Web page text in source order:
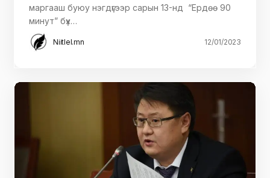
маргааш буюу нэгдүгээр сарын 13-нд “Ердөө 90
минут” бүх…
Niitlel.mn 12/01/2023